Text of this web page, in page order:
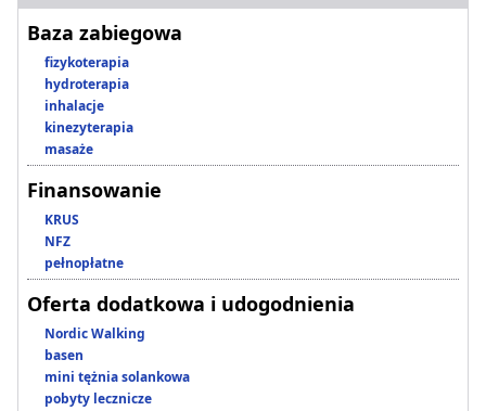
Baza zabiegowa
fizykoterapia
hydroterapia
inhalacje
kinezyterapia
masaże
Finansowanie
KRUS
NFZ
pełnopłatne
Oferta dodatkowa i udogodnienia
Nordic Walking
basen
mini tężnia solankowa
pobyty lecznicze